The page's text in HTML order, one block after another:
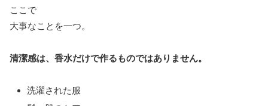
ここで
大事なことを一つ。
清潔感は、香水だけで作るものではありません。
洗濯された服